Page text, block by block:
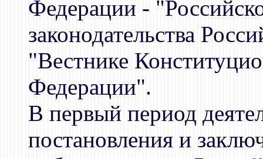
Федерации -
законодательства
"Вестнике
Федерации".
В первый период
постановления и